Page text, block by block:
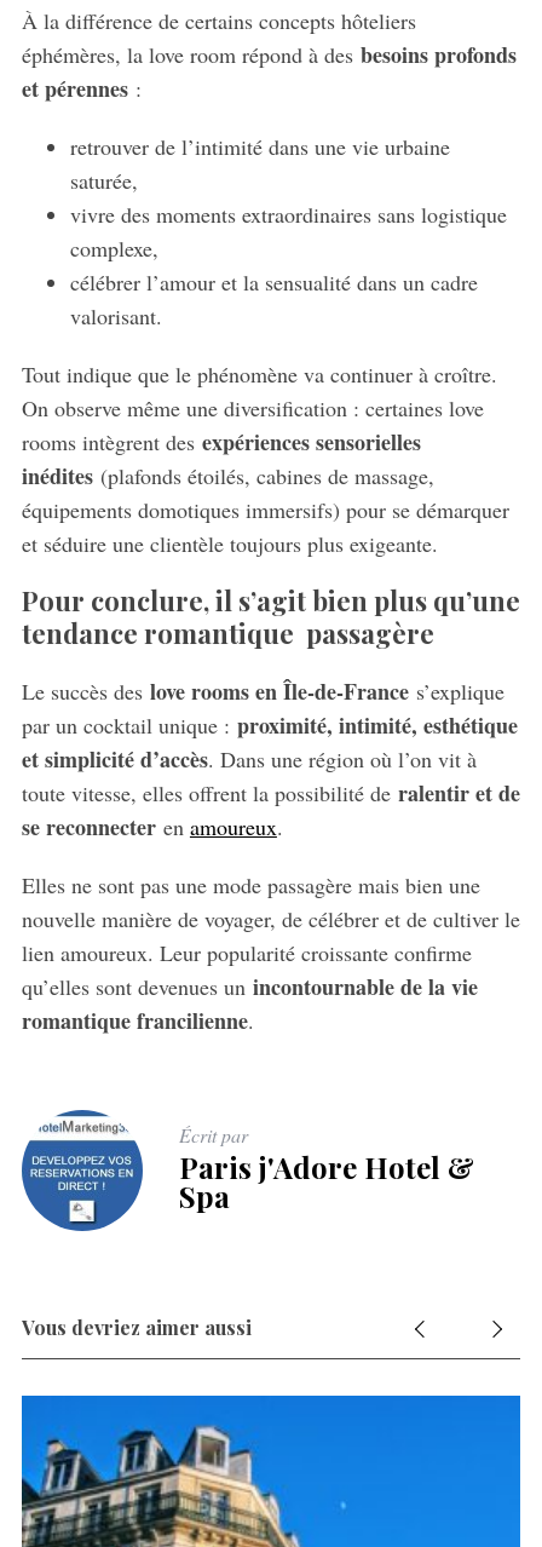
À la différence de certains concepts hôteliers
éphémères, la love room répond à des besoins profonds
et pérennes:
retrouver de l’intimité dans une vie urbaine
saturée,
vivre des moments extraordinaires sans logistique
complexe,
célébrer l’amour et la sensualité dans un cadre
valorisant.
Tout indique que le phénomène va continuer à croître.
On observe même une diversification : certaines love
rooms intègrent des expériences sensorielles
inédites(plafonds étoilés, cabines de massage,
équipements domotiques immersifs) pour se démarquer
et séduire une clientèle toujours plus exigeante.
Pour conclure, il s’agit bien plus qu’une
tendance romantique passagère
Le succès des love rooms en Île-de-Frances’explique
par un cocktail unique : proximité, intimité, esthétique
et simplicité d’accès. Dans une région où l’on vit à
toute vitesse, elles offrent la possibilité de ralentir et de
se reconnecteren amoureux.
Elles ne sont pas une mode passagère mais bien une
nouvelle manière de voyager, de célébrer et de cultiver le
lien amoureux. Leur popularité croissante confirme
qu’elles sont devenues un incontournable de la vie
romantique francilienne.
Écrit par
Paris j'Adore Hotel &
Spa
Vous devriez aimer aussi